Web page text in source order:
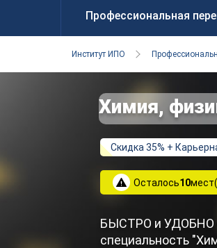
Профессиональная
Институт ИПО
Химия,
Скидка 35% +
Осталось10
БЫСТРО и УДОБНО
специальность